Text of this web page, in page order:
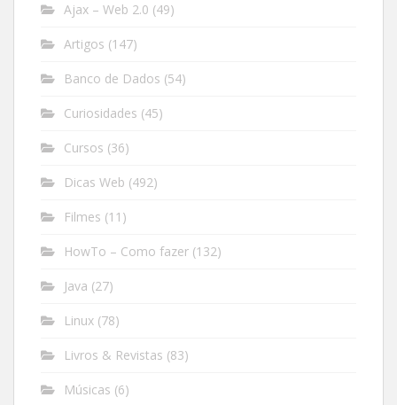
Ajax – Web 2.0 (49)
Artigos (147)
Banco de Dados (54)
Curiosidades (45)
Cursos (36)
Dicas Web (492)
Filmes (11)
HowTo – Como fazer (132)
Java (27)
Linux (78)
Livros & Revistas (83)
Músicas (6)